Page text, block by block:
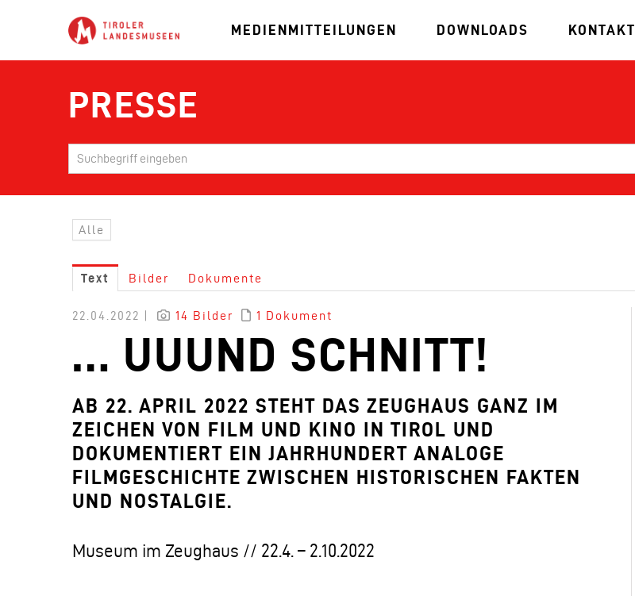
MEDIENMITTEILUNGEN DOWNLOADS KONTAKT
PRESSE
Alle
Text Bilder Dokumente
22.04.2022 | 14 Bilder 1 Dokument
… UUUND SCHNITT!
AB 22. APRIL 2022 STEHT DAS ZEUGHAUS GANZ IM
ZEICHEN VON FILM UND KINO IN TIROL UND
DOKUMENTIERT EIN JAHRHUNDERT ANALOGE
FILMGESCHICHTE ZWISCHEN HISTORISCHEN FAKTEN
UND NOSTALGIE.
Museum im Zeughaus // 22.4. – 2.10.2022